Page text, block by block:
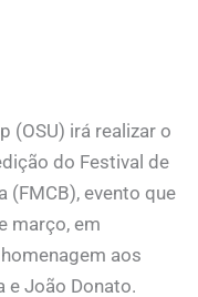
(OSU) irá realizar o
do Festival de
(FMCB), evento que
março, em
aos
João Donato.